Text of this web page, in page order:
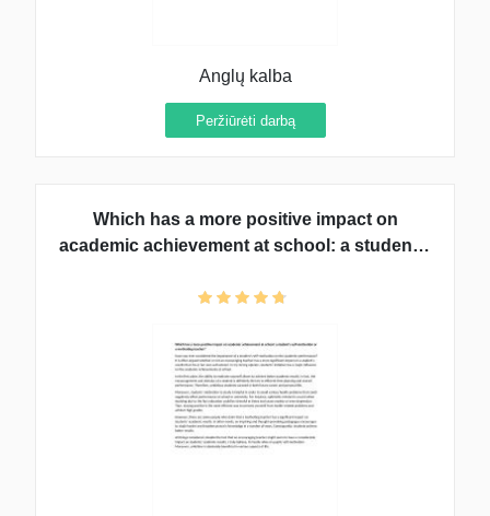
Anglų kalba
Peržiūrėti darbą
Which has a more positive impact on
academic achievement at school: a student’s